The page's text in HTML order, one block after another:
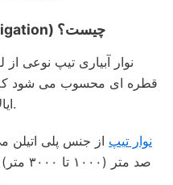
نوار آبیاری تیپ (tape dirp irrigation) چیست؟
نوار آبیاری تیپ نوعی
ایالات متحده آمریکا تولید شده است.
نوار تیپ از جنس پلی اتیلن
صد متر (۱۰۰۰ تا ۳۰۰۰ متر) است.